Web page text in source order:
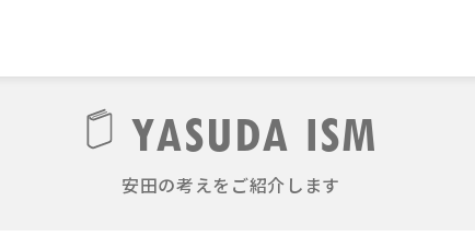
YASUDA ISM
安田の考えをご紹介します